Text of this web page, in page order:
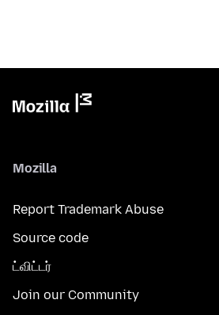
Mozilla
Report Trademark Abuse
Source code
ட்விட்டர்
Join our Community